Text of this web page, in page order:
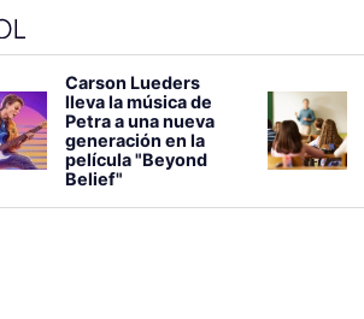
Carson Lueders
lleva la música de
Petra a una nueva
generación en la
película "Beyond
Belief"